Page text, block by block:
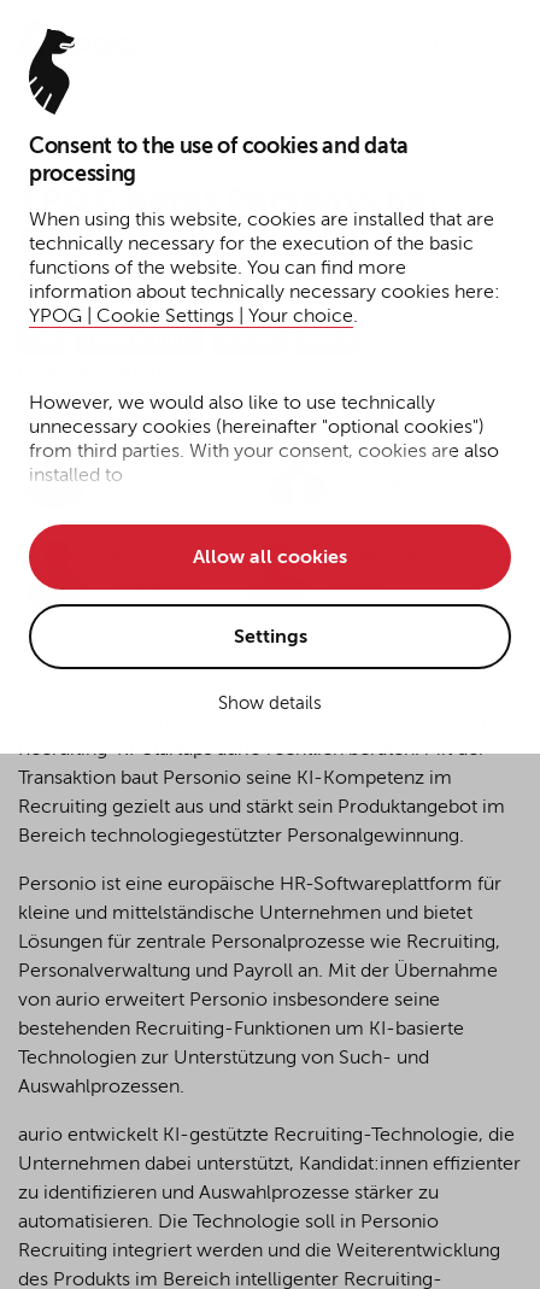
Consent to the use of cookies and data
processing
When using this website, cookies are installed that are
technically necessary for the execution of the basic
functions of the website. You can find more
information about technically necessary cookies here:
YPOG | Cookie Settings | Your choice.
However, we would also like to use technically
unnecessary cookies (hereinafter "optional cookies")
from third parties. With your consent, cookies are also
installed to
• improve the functionality of the website and
• Track your online behavior for targeted advertising
purposes.
to reject all optional cookies.
By clicking on "Settings", you can individualize your
your consent or selection at any time by clicking on the
cookiebutton at the bottom of our website.
For more details, see the cookie settings and our
privacy policy.
Allow all cookies
Settings
Show details
13. Mai 2026
Erwerb des Recruiting-KI-
Startups aurio
Dr. Johannes
Janning
Jörg
Harenberg
Dr. Benedikt
Flöter
Recruiting-KI-Startups aurio rechtlich beraten. Mit der
Transaktion baut Personio seine KI-Kompetenz im
Recruiting gezielt aus und stärkt sein Produktangebot im
Bereich technologiegestützter Personalgewinnung.
Personio ist eine europäische HR-Softwareplattform für
kleine und mittelständische Unternehmen und bietet
Lösungen für zentrale Personalprozesse wie Recruiting,
Personalverwaltung und Payroll an. Mit der Übernahme
von aurio erweitert Personio insbesondere seine
bestehenden Recruiting-Funktionen um KI-basierte
Technologien zur Unterstützung von Such- und
Auswahlprozessen.
aurio entwickelt KI-gestützte Recruiting-Technologie, die
Unternehmen dabei unterstützt, Kandidat:innen effizienter
zu identifizieren und Auswahlprozesse stärker zu
automatisieren. Die Technologie soll in Personio
Recruiting integriert werden und die Weiterentwicklung
des Produkts im Bereich intelligenter Recruiting-